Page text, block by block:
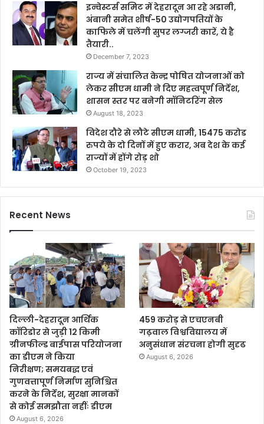
इन्वेस्टर्स समिट में देहरादून आ रहे अडानी,
अंबानी समेत शीर्ष-50 उद्योगपतियों के
काफिले में चलेंगी सुपर लग्जरी कारें, ये है
तैयारी..
December 7, 2023
राज्य में संचालित केन्द्र पोषित योजनाओं को
लेकर सीएम धामी ने दिए महत्वपूर्ण निर्देश,
शासन स्तर पर बनेगी मॉनिटरिंग सेल
August 18, 2023
विदेश दौरे से लौटे सीएम धामी, 15475 करोड
रुपये के दो दिनों में हुए करार, अब देश के कई
राज्यों में होंगे रोड़ शो
October 19, 2023
Recent News
दिल्ली-देहरादून आर्थिक
कॉरिडोर से जुड़ी 12 किमी
ग्रीनफील्ड बाईपास परियोजना
का डीएम ने किया
निरीक्षण; समयबद्ध एवं
गुणवत्तापूर्ण निर्माण सुनिश्चित
करने के निर्देश, सुरक्षा मानकों
से कोई समझौता नहींः डीएम
August 6, 2026
459 करोड़ से एचएनबी
गढ़वाल विश्वविद्यालय में
अनुसंधान संरचना होगी सुदृढ
August 6, 2026